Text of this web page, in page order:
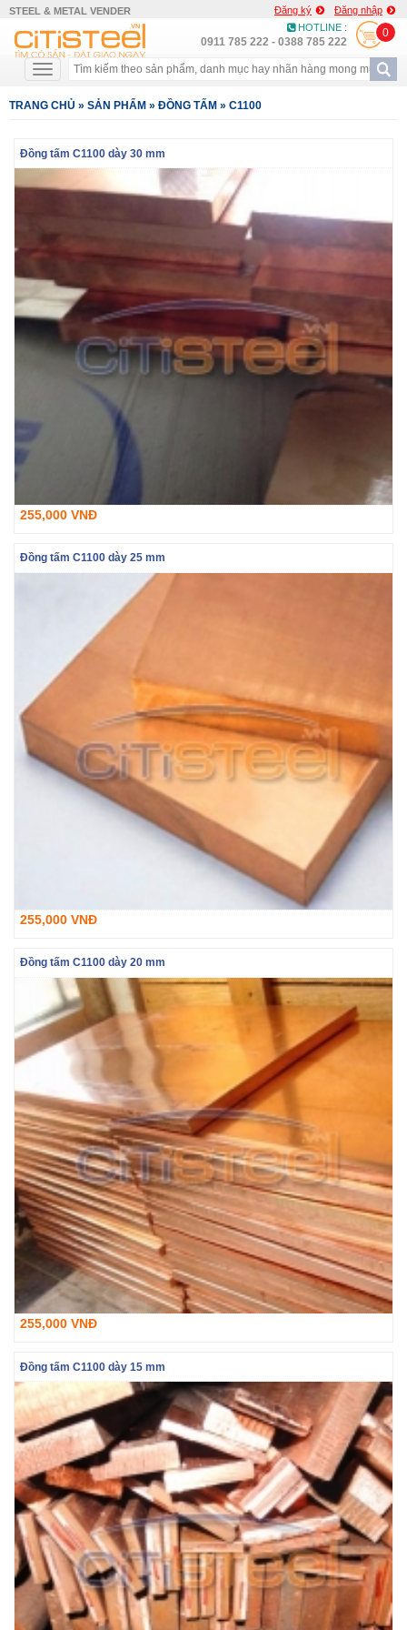
STEEL & METAL VENDER Đăng ký
Đăng nhập
HOTLINE :
0911 785 222 - 0388 785 222
0
TRANG CHỦ » SẢN PHẨM » ĐỒNG TẤM » C1100
Đồng tấm C1100 dày 30 mm
255,000 VNĐ
Đồng tấm C1100 dày 25 mm
255,000 VNĐ
Đồng tấm C1100 dày 20 mm
255,000 VNĐ
Đồng tấm C1100 dày 15 mm